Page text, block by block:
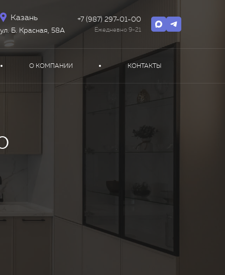
Казань
ул. Б. Красная, 58А
+7 (987) 297-01-00
Ежедневно 9-21
О КОМПАНИИ КОНТАКТЫ